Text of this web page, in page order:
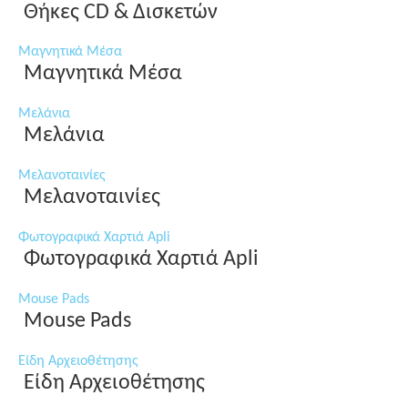
Θήκες CD & Δισκετών
Μαγνητικά Μέσα
Μαγνητικά Μέσα
Μελάνια
Μελάνια
Μελανοταινίες
Μελανοταινίες
Φωτογραφικά Χαρτιά Apli
Φωτογραφικά Χαρτιά Apli
Mouse Pads
Mouse Pads
Είδη Αρχειοθέτησης
Είδη Αρχειοθέτησης